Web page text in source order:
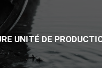
UNITÉ DE